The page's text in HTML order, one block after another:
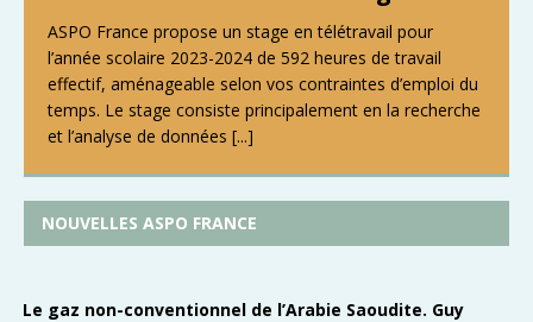
ASPO France propose un stage en télétravail pour
l’année scolaire 2023-2024 de 592 heures de travail
effectif, aménageable selon vos contraintes d’emploi du
temps. Le stage consiste principalement en la recherche
et l’analyse de données [...]
NOUVELLES ASPO FRANCE
Le gaz non-conventionnel de l’Arabie Saoudite. Guy